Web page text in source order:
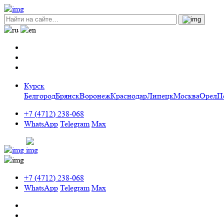
Курск
БелгородБрянскВоронежКраснодарЛипецкМоскваОрел
+7 (4712) 238-068
WhatsApp Telegram Max
+7 (4712) 238-068
WhatsApp Telegram Max